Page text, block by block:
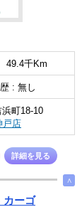
49.4千Km
: 無し
町18-10
戸店
詳細を見る
∧
カーゴ